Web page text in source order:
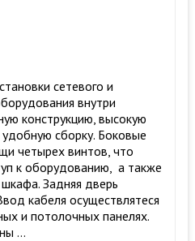
сетевого и
внутри
конструкцию, высокую
сборку. ​Боковые
четырех винтов, что
к оборудованию, а также
Задняя дверь
кабеля осуществлятеся
и потолочных панелях.
…